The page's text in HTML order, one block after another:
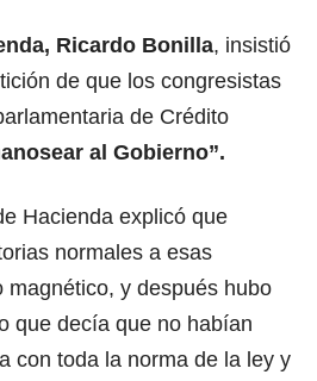
Ricardo Bonilla, insistió
de que los congresistas
de Crédito
al Gobierno”.
Hacienda explicó que
normales a esas
magnético, y después hubo
que decía que no habían
con toda la norma de la ley y